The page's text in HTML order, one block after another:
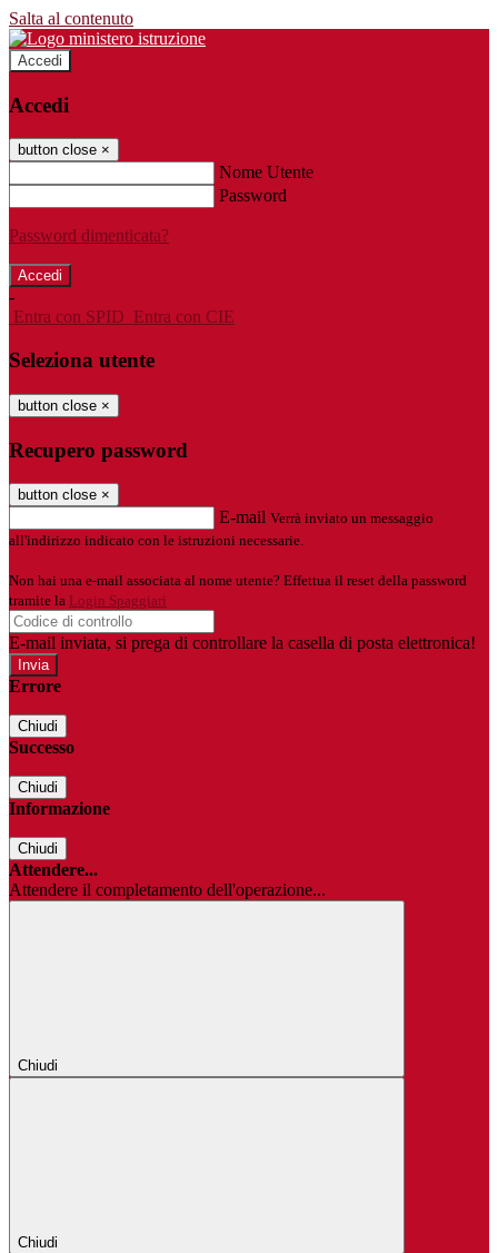
Salta al contenuto
Accedi
Accedi
button close ×
Nome Utente
Password
Password dimenticata?
-
Entra con SPID Entra con CIE
Seleziona utente
button close ×
Recupero password
button close ×
E-mail Verrà inviato un messaggio
all'indirizzo indicato con le istruzioni necessarie.
Non hai una e-mail associata al nome utente? Effettua il reset della password
tramite la Login Spaggiari
E-mail inviata, si prega di controllare la casella di posta elettronica!
Errore
Chiudi
Successo
Chiudi
Informazione
Chiudi
Attendere...
Attendere il completamento dell'operazione...
Chiudi
Chiudi